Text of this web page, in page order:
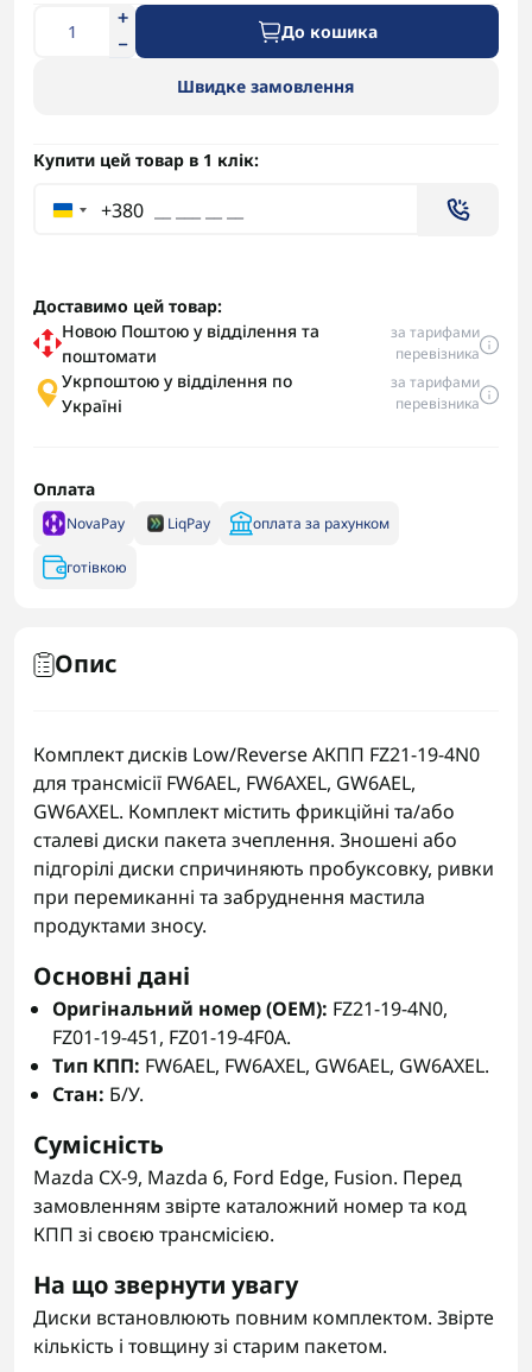
До кошика
Швидке замовлення
Купити цей товар в 1 клік:
+380
Доставимо цей товар:
Новою Поштою у відділення та
поштомати
за тарифами
перевізника
Укрпоштою у відділення по
Україні
за тарифами
перевізника
Оплата
NovaPay LiqPay оплата за рахунком
готівкою
Опис
Комплект дисків Low/Reverse АКПП FZ21-19-4N0
для трансмісії FW6AEL, FW6AXEL, GW6AEL,
GW6AXEL. Комплект містить фрикційні та/або
сталеві диски пакета зчеплення. Зношені або
підгорілі диски спричиняють пробуксовку, ривки
при перемиканні та забруднення мастила
продуктами зносу.
Основні дані
Оригінальний номер (OEM): FZ21-19-4N0,
FZ01-19-451, FZ01-19-4F0A.
Тип КПП: FW6AEL, FW6AXEL, GW6AEL, GW6AXEL.
Стан: Б/У.
Сумісність
Mazda CX-9, Mazda 6, Ford Edge, Fusion. Перед
замовленням звірте каталожний номер та код
КПП зі своєю трансмісією.
На що звернути увагу
Диски встановлюють повним комплектом. Звірте
кількість і товщину зі старим пакетом.